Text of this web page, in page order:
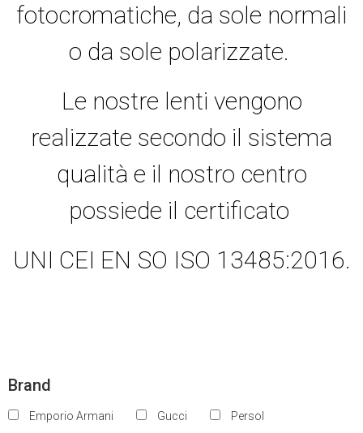
fotocromatiche, da sole normali
o da sole polarizzate.
Le nostre lenti vengono
realizzate secondo il sistema
qualità e il nostro centro
possiede il certificato
UNI CEI EN SO ISO 13485:2016.
Brand
Emporio Armani Gucci Persol